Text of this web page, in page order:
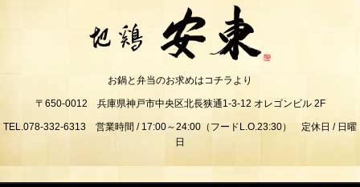
お鍋と弁当のお求めはコチラより
〒650-0012 兵庫県神戸市中央区北長狭通1-3-12 オレゴンビル 2F
TEL.078-332-6313 営業時間 / 17:00～24:00（フードL.O.23:30） 定休日 / 日曜
日